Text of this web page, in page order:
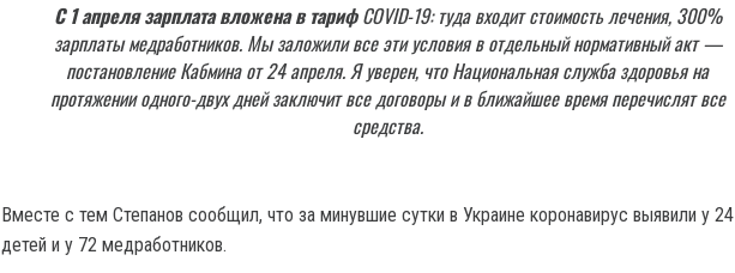
С 1 апреля зарплата вложена в тарифCOVID-19: туда входит стоимость лечения, 300%
зарплаты медработников. Мы заложили все эти условия в отдельный нормативный акт —
постановление Кабмина от 24 апреля. Я уверен, что Национальная служба здоровья на
протяжении одного-двух дней заключит все договоры и в ближайшее время перечислят все
средства.
Вместе с тем Степанов сообщил, что за минувшие сутки в Украине коронавирус выявили у 24
детей и у 72 медработников.